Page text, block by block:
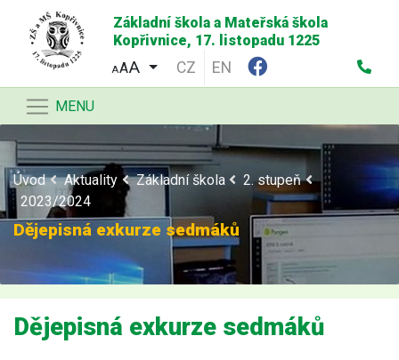
Základní škola a Mateřská škola
Kopřivnice, 17. listopadu 1225
AA CZ EN
MENU
Úvod Aktuality Základní škola
2. stupeň
2023/2024
Dějepisná exkurze sedmáků
Dějepisná exkurze sedmáků